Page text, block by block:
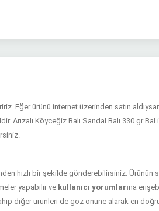
Eğer ürünü internet üzerinden satın
Arızalı Köyceğiz Balı Sandal Balı 330 gr
hızlı bir şekilde gönderebilirsiniz. Ürünün
yapabilir ve kullanıcı yorumlarına
diğer ürünleri de göz önüne alarak en